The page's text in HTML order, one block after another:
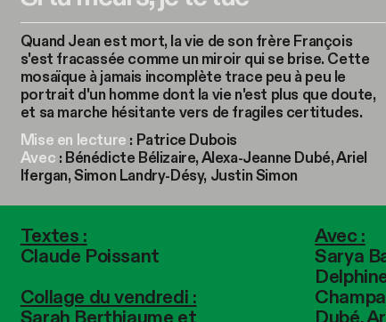
Quand Jean est mort, la vie de son frère François
s'est fracassée comme un miroir qui se brise. Cette
mosaïque à jamais incomplète trace peu à peu le
portrait d'un homme dont la vie n'est plus que doute,
et sa marche hésitante vers de fragiles certitudes.
Mise en lecture : Patrice Dubois
Avec : Bénédicte Bélizaire, Alexa-Jeanne Dubé, Ariel
Ifergan, Simon Landry-Désy, Justin Simon
Textes :
Claude Poissant
Collage du vendredi :
Avec :
Sarya